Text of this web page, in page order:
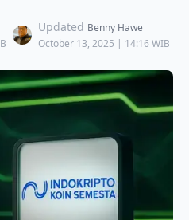
Updated Benny Hawe
October 13, 2025 | 14:16 WIB